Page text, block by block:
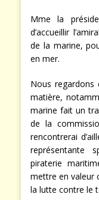
Mme la
d’accueillir
de la marine,
en mer.
Nous
matière,
marine fait un
de la
rencontrerai
représentante
piraterie
mettre en valeur
la lutte contre le